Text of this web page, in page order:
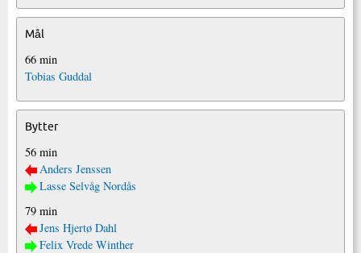
Mål
66 min
Tobias Guddal
Bytter
56 min
Anders Jenssen
Lasse Selvåg Nordås
79 min
Jens Hjertø Dahl
Felix Vrede Winther